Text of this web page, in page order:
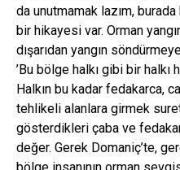
da unutmamak lazım,
bir hikayesi var. Orman
dışarıdan yangın
’Bu bölge halkı gibi bir
Halkın bu kadar fedakarca,
tehlikeli alanlara girmek
gösterdikleri çaba ve
değer. Gerek Domaniç’te,